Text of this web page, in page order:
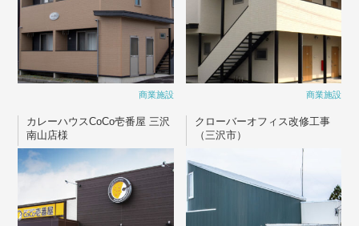
商業施設 商業施設
カレーハウスCoCo壱番屋 三沢
南山店様
クローバーオフィス改修工事
（三沢市）